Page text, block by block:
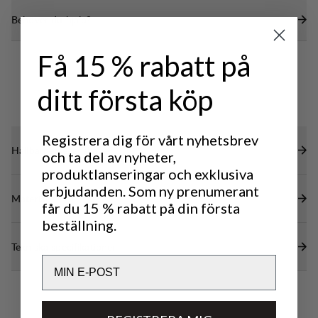
bättre ventilation och platta sömmar som är
strategiskt placerade för att minimera skav vid
axlarna när du bär ryggsäck.
Behöver du hjälp?
Hållbarhetsegenskaper
Material
Tekniska specifikationer
Få 15 % rabatt på
ditt första köp
Registrera dig för vårt nyhetsbrev
och ta del av nyheter,
produktlanseringar och exklusiva
erbjudanden. Som ny prenumerant
får du 15 % rabatt på din första
beställning.